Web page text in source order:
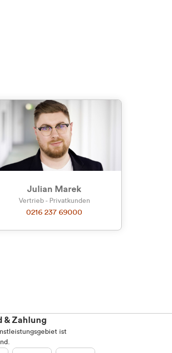
Julian Marek
Vertrieb - Privatkunden
0216 237 69000
& Zahlung
ist